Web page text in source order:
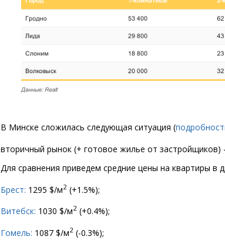
В Минске сложилась следующая ситуация (
вторичный рынок (+ готовое жилье от
Для сравнения приведем средние цены на квартиры в
Брест: 1295 $/м2 (+1.5%);
Витебск: 1030 $/м2 (+0.4%);
Гомель: 1087 $/м2 (-0.3%);